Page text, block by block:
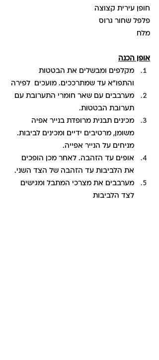
חופן עירית קצוצה
פלפל שחור גרוס
מלח
אופן הכנה
מקלפים ומבשלים את הבטטות
והתפו"א עד שמתרככים. מועכים  לפירה
מערבבים עם שאר חומרי התערובת עם
תערובת הבטטות.
מכינים תבנית מרופדת בנייר אפיה
משומן, מרטיבים ידיים ומכינים לביבות.
מניחים על הנייר אפייה.
אופים עד הזהבה. לאחר מכן הופכים
את הלביבות עד הזהבה של הצד השני.
מערבבים את מצרכי המתבל ומגישים
לצד הלביבות